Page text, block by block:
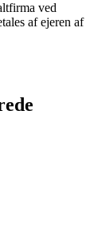
ved
af ejeren af